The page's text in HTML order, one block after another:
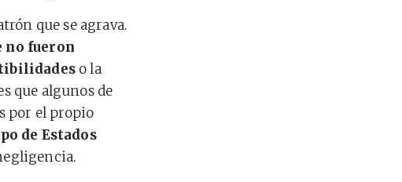
que se agrava.
no fueron
o la
que algunos de
por el propio
de Estados